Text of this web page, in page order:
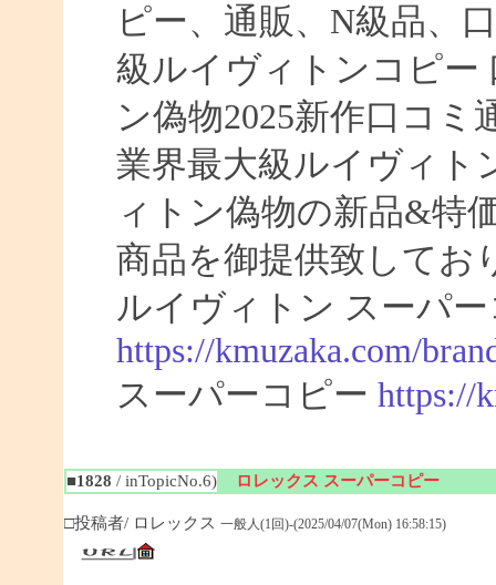
ピー、通販、N級品、
級ルイヴィトンコピー
ン偽物2025新作口コ
業界最大級ルイヴィト
ィトン偽物の新品&特
商品を御提供致してお
ルイヴィトン スーパ
https://kmuzaka.com/
スーパーコピー https://
■1828 / inTopicNo.6) ロレックス スーパーコピー
□投稿者/ ロレックス 一般人(1回)-(2025/04/07(Mon) 16:58:15)